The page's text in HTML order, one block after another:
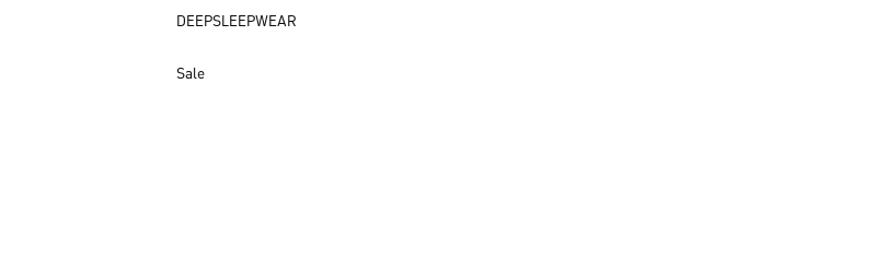
DEEPSLEEPWEAR
Sale